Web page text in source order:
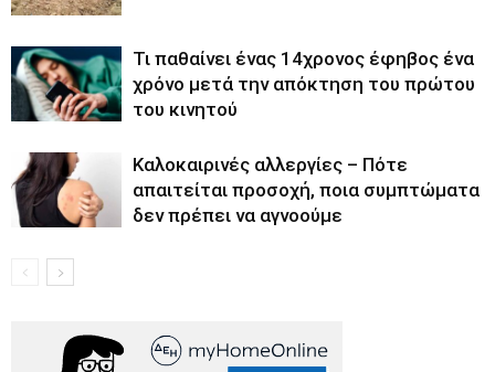
Τι παθαίνει ένας 14χρονος έφηβος ένα
χρόνο μετά την απόκτηση του πρώτου
του κινητού
Καλοκαιρινές αλλεργίες – Πότε
απαιτείται προσοχή, ποια συμπτώματα
δεν πρέπει να αγνοούμε